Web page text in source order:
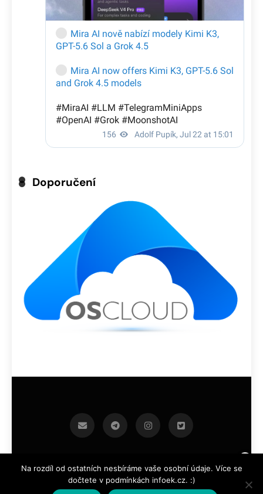
Doporučení
infoek.cz 2026.Developed By BlazeThemes .
Na rozdíl od ostatních nesbíráme vaše osobní údaje. Více se
dočtete v podmínkách infoek.cz. :)